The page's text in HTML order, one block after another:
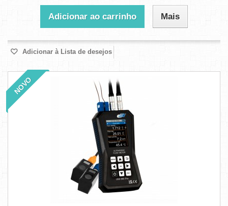
Adicionar ao carrinho Mais
Adicionar à Lista de desejos
NOVO